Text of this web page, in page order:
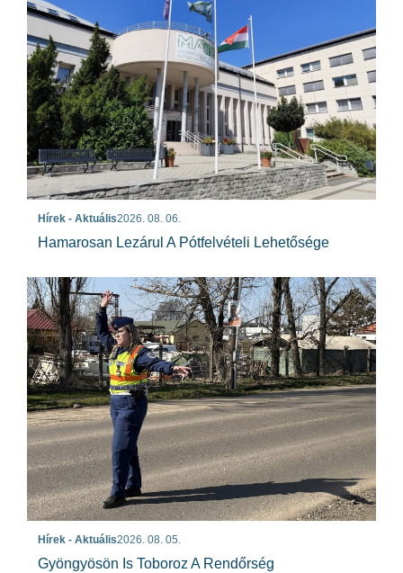
Hírek - Aktuális2026. 08. 06.
Hamarosan Lezárul A Pótfelvételi Lehetősége
Hírek - Aktuális2026. 08. 05.
Gyöngyösön Is Toboroz A Rendőrség